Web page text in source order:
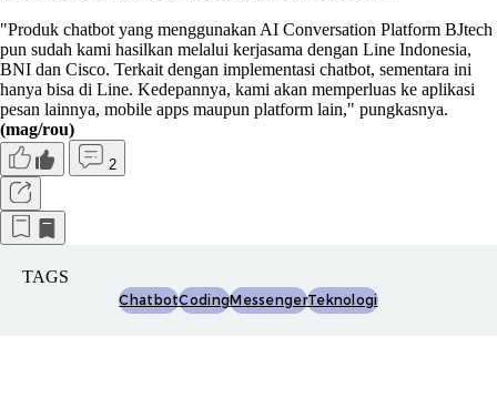
"Produk chatbot yang menggunakan AI Conversation Platform BJtech
pun sudah kami hasilkan melalui kerjasama dengan Line Indonesia,
BNI dan Cisco. Terkait dengan implementasi chatbot, sementara ini
hanya bisa di Line. Kedepannya, kami akan memperluas ke aplikasi
pesan lainnya, mobile apps maupun platform lain," pungkasnya.
(mag/rou)
2
TAGS
ChatbotCodingMessengerTeknologi